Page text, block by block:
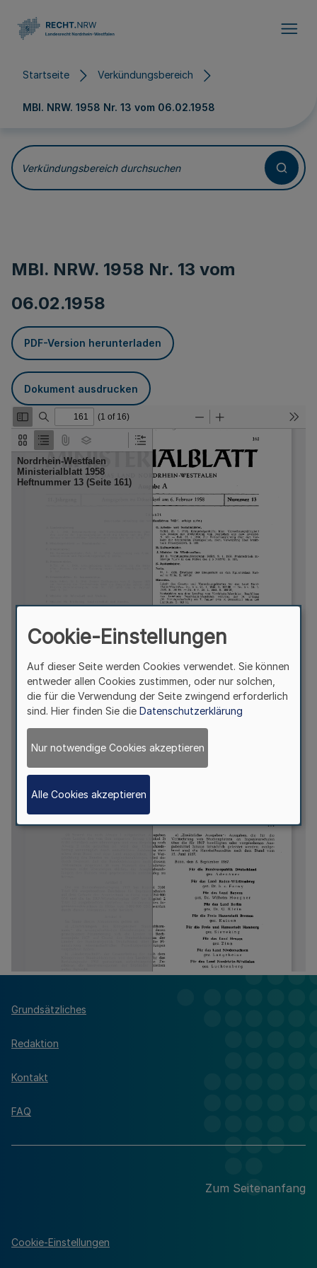
Startseite Verkündungsbereich
MBl. NRW. 1958 Nr. 13 vom 06.02.1958
Verkündungsbereich durchsuchen
MBl. NRW. 1958 Nr. 13 vom
06.02.1958
PDF-Version herunterladen
Dokument ausdrucken
Grundsätzliches
Redaktion
Kontakt
FAQ
Zum Seitenanfang
Cookie-Einstellungen
Cookie-Einstellungen
Auf dieser Seite werden Cookies verwendet. Sie können
entweder allen Cookies zustimmen, oder nur solchen,
die für die Verwendung der Seite zwingend erforderlich
sind. Hier finden Sie die Datenschutzerklärung
Nur notwendige Cookies akzeptieren
Alle Cookies akzeptieren